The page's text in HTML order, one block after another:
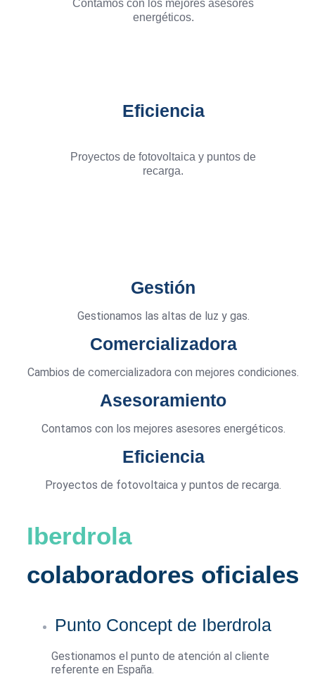
Contamos con los mejores asesores
energéticos.
Eficiencia
Proyectos de fotovoltaica y puntos de
recarga.
Gestión
Gestionamos las altas de luz y gas.
Comercializadora
Cambios de comercializadora con mejores condiciones.
Asesoramiento
Contamos con los mejores asesores energéticos.
Eficiencia
Proyectos de fotovoltaica y puntos de recarga.
Iberdrola
colaboradores oficiales
Punto Concept de Iberdrola
Gestionamos el punto de atención al cliente
referente en España.